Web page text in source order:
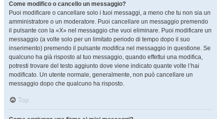
Come modifico o cancello un messaggio?
Puoi modificare o cancellare solo i tuoi messaggi, a meno che tu non sia un
amministratore o un moderatore. Puoi cancellare un messaggio premendo
il pulsante con la «X» nel messaggio che vuoi eliminare. Puoi modificare un
messaggio (a volte solo per un limitato periodo di tempo dopo il suo
inserimento) premendo il pulsante modifica nel messaggio in questione. Se
qualcuno ha già risposto al tuo messaggio, quando effettui una modifica,
potresti trovare del testo aggiunto dove viene indicato quante volte l’hai
modificato. Un utente normale, generalmente, non può cancellare un
messaggio dopo che qualcuno ha risposto.
Top